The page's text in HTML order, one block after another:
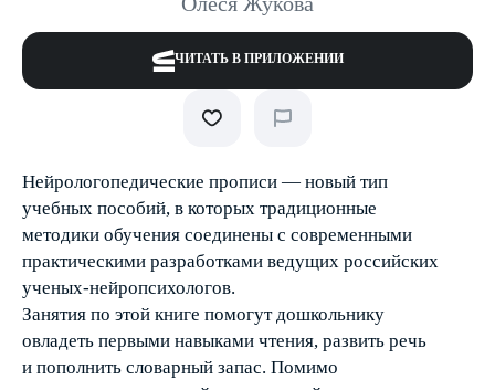
ЧИТАТЬ В ПРИЛОЖЕНИИ
Нейрологопедические прописи — новый тип
учебных пособий, в которых традиционные
методики обучения соединены с современными
практическими разработками ведущих российских
ученых-нейропсихологов.
Занятия по этой книге помогут дошкольнику
овладеть первыми навыками чтения, развить речь
и пополнить словарный запас. Помимо